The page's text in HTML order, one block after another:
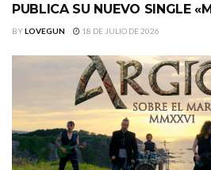
PUBLICA SU NUEVO SINGLE
BYLOVEGUN 18 DE JULIO DE 2026